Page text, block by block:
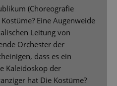
(Choreografie
Eine Augenweide
Leitung von
Orchester der
dass es ein
Kaleidoskop der
hat Die Kostüme?